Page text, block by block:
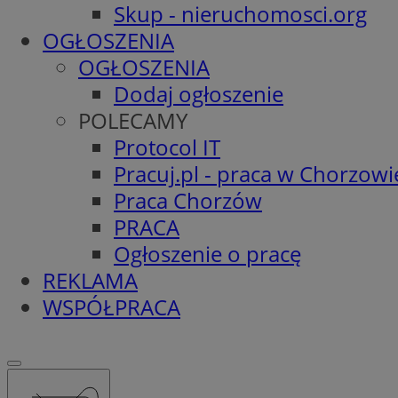
Skup - nieruchomosci.org
OGŁOSZENIA
OGŁOSZENIA
Dodaj ogłoszenie
POLECAMY
Protocol IT
Pracuj.pl - praca w
Praca Chorzów
PRACA
Ogłoszenie o pracę
REKLAMA
WSPÓŁPRACA